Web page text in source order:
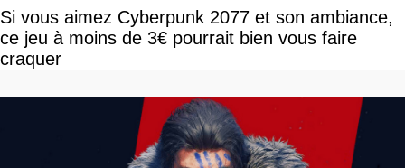
Si vous aimez Cyberpunk 2077 et son ambiance,
ce jeu à moins de 3€ pourrait bien vous faire
craquer